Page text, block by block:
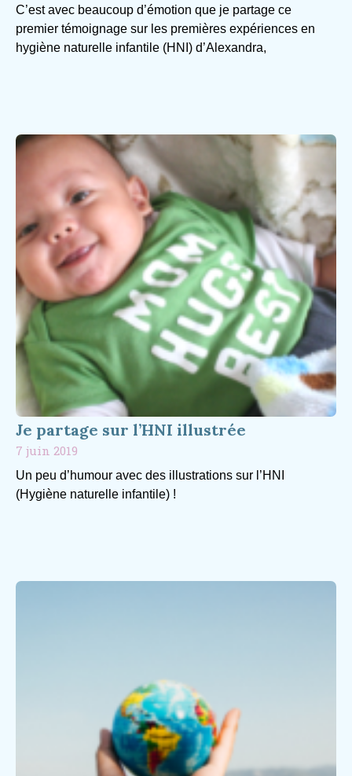
C’est avec beaucoup d’émotion que je partage ce
premier témoignage sur les premières expériences en
hygiène naturelle infantile (HNI) d’Alexandra,
Je partage sur l’HNI illustrée
7 juin 2019
Un peu d’humour avec des illustrations sur l’HNI
(Hygiène naturelle infantile) !